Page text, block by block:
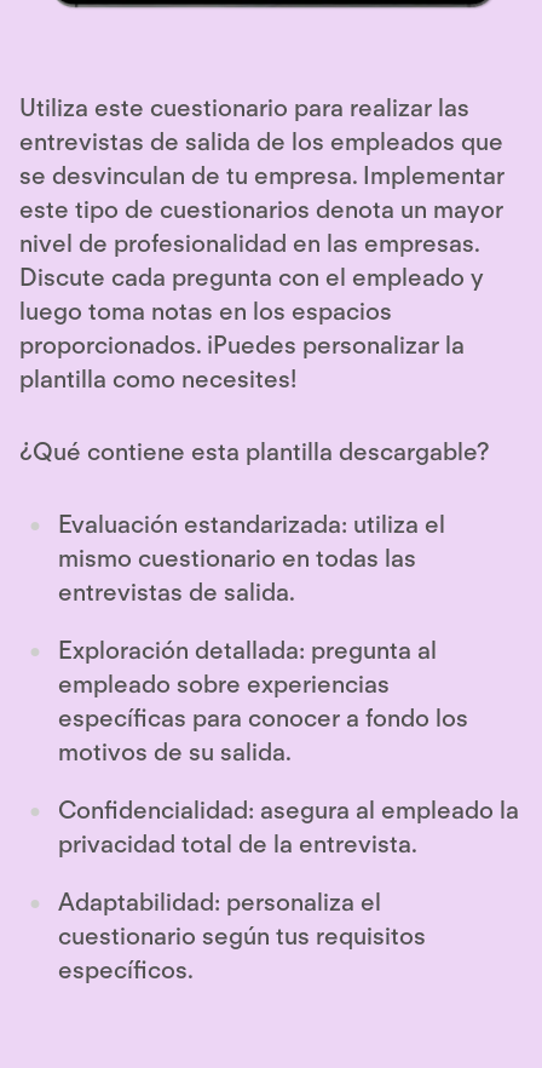
Utiliza este cuestionario para realizar las
entrevistas de salida de los empleados que
se desvinculan de tu empresa. Implementar
este tipo de cuestionarios denota un mayor
nivel de profesionalidad en las empresas.
Discute cada pregunta con el empleado y
luego toma notas en los espacios
proporcionados. ¡Puedes personalizar la
plantilla como necesites!
¿Qué contiene esta plantilla descargable?
Evaluación estandarizada: utiliza el
mismo cuestionario en todas las
entrevistas de salida.
Exploración detallada: pregunta al
empleado sobre experiencias
específicas para conocer a fondo los
motivos de su salida.
Confidencialidad: asegura al empleado la
privacidad total de la entrevista.
Adaptabilidad: personaliza el
cuestionario según tus requisitos
específicos.